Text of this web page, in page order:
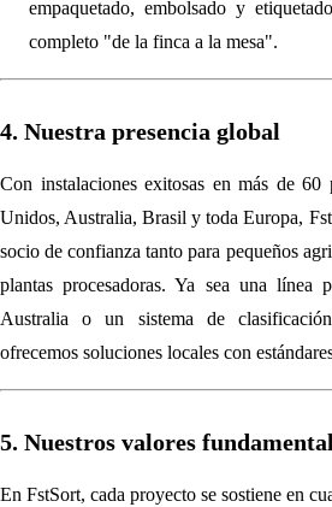
empaquetado, embolsado y
completo "de la finca a la mesa".
4. Nuestra presencia global
Con instalaciones exitosas en más de 60
Unidos, Australia, Brasil y toda Europa,
socio de confianza tanto para pequeños
plantas procesadoras. Ya sea una línea
Australia o un sistema de
ofrecemos soluciones locales con
5. Nuestros valores
En FstSort, cada proyecto se sostiene en